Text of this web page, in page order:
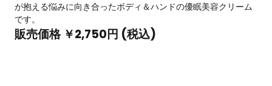
が抱える悩みに向き合ったボディ＆ハンドの優眠美容クリーム
です。
販売価格 ￥2,750円 (税込)